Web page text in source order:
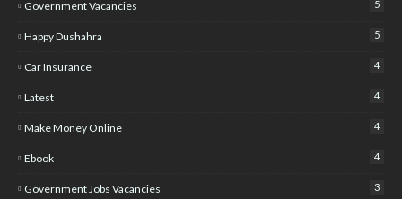
Government Vacancies 5
Happy Dushahra 5
Car Insurance 4
Latest 4
Make Money Online 4
Ebook 4
Government Jobs Vacancies 3